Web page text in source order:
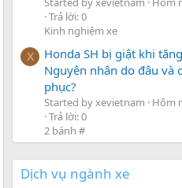
Trả lời: 0
Kinh nghiệm xe
X
Honda SH bị giật khi
Nguyên nhân do đâu và
phục?
Started by xevietnam
Hôm
Trả lời: 0
2 bánh #
Dịch vụ ngành xe